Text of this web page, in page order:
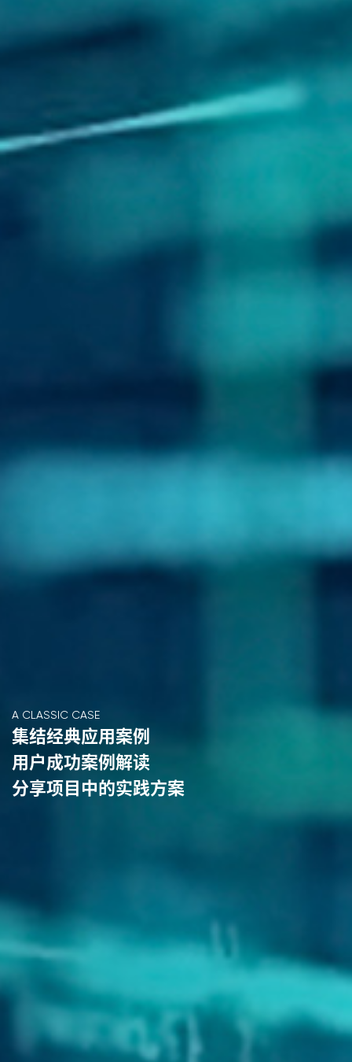
A CLASSIC CASE
集结经典应用案例
用户成功案例解读
分享项目中的实践方案